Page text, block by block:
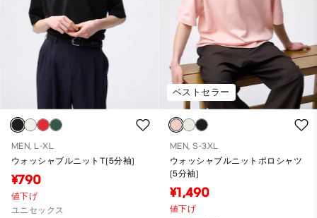
MEN, L-XL
ウォッシャブルニットT(5分袖)
¥790
値下げ
ユニセックス
ベストセラー
MEN, S-3XL
ウォッシャブルニットポロシャツ
(5分袖)
¥1,490
値下げ